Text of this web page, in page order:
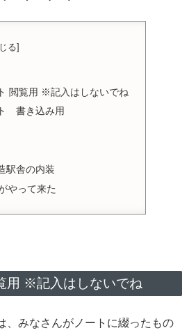
閲覧用 ※記入はしないでね
書き込み用
駅舎の内装
やって来た
用 ※記入はしないでね
、みなさんがノートに綴ったもの